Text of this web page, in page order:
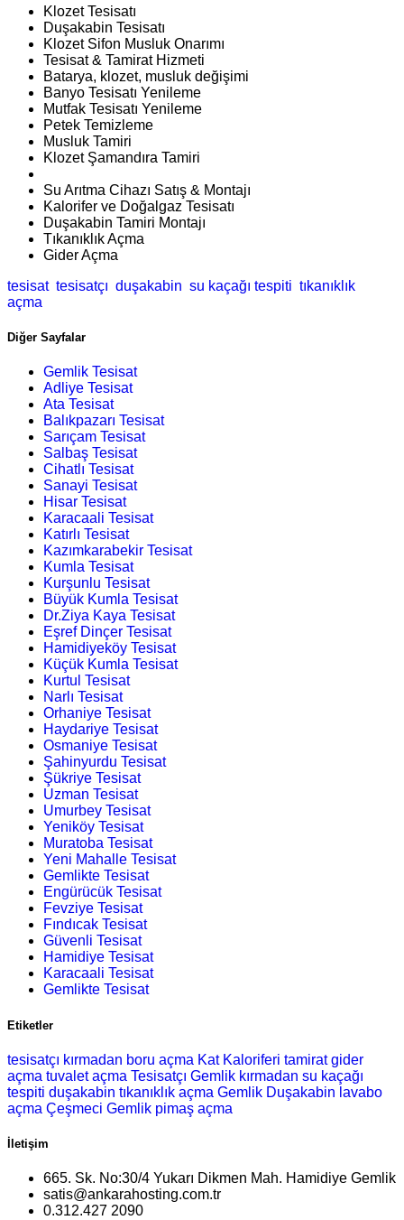
Klozet Tesisatı
Duşakabin Tesisatı
Klozet Sifon Musluk Onarımı
Tesisat & Tamirat Hizmeti
Batarya, klozet, musluk değişimi
Banyo Tesisatı Yenileme
Mutfak Tesisatı Yenileme
Petek Temizleme
Musluk Tamiri
Klozet Şamandıra Tamiri
Su Arıtma Cihazı Satış & Montajı
Kalorifer ve Doğalgaz Tesisatı
Duşakabin Tamiri Montajı
Tıkanıklık Açma
Gider Açma
tesisat tesisatçı duşakabin su kaçağı tespiti tıkanıklık
açma
Diğer Sayfalar
Gemlik Tesisat
Adliye Tesisat
Ata Tesisat
Balıkpazarı Tesisat
Sarıçam Tesisat
Salbaş Tesisat
Cihatlı Tesisat
Sanayi Tesisat
Hisar Tesisat
Karacaali Tesisat
Katırlı Tesisat
Kazımkarabekir Tesisat
Kumla Tesisat
Kurşunlu Tesisat
Büyük Kumla Tesisat
Dr.Ziya Kaya Tesisat
Eşref Dinçer Tesisat
Hamidiyeköy Tesisat
Küçük Kumla Tesisat
Kurtul Tesisat
Narlı Tesisat
Orhaniye Tesisat
Haydariye Tesisat
Osmaniye Tesisat
Şahinyurdu Tesisat
Şükriye Tesisat
Uzman Tesisat
Umurbey Tesisat
Yeniköy Tesisat
Muratoba Tesisat
Yeni Mahalle Tesisat
Gemlikte Tesisat
Engürücük Tesisat
Fevziye Tesisat
Fındıcak Tesisat
Güvenli Tesisat
Hamidiye Tesisat
Karacaali Tesisat
Gemlikte Tesisat
Etiketler
tesisatçı kırmadan boru açma Kat Kaloriferi tamirat gider
açma tuvalet açma Tesisatçı Gemlik kırmadan su kaçağı
tespiti duşakabin tıkanıklık açma Gemlik Duşakabin lavabo
açma Çeşmeci Gemlik pimaş açma
İletişim
665. Sk. No:30/4 Yukarı Dikmen Mah. Hamidiye Gemlik
satis@ankarahosting.com.tr
0.312.427 2090